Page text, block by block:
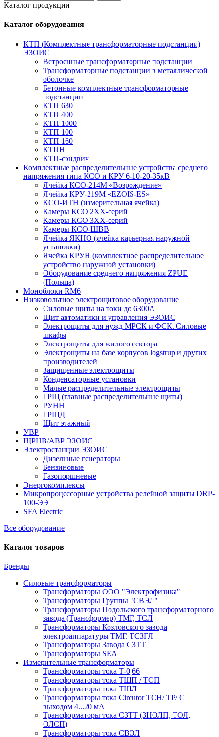
Каталог продукции
Каталог оборудования
КТП (Комплектные трансформаторные подстанции)
ЭЗОИС
Встроенные трансформаторные подстанции
Трансформаторные подстанции в металлической
оболочке
Бетонные комплектные трансформаторные
подстанции
КТП 630
КТП 400
КТП 1000
КТП 100
КТП 160
КТПН
КТП-сэндвич
Комплектные распределительные устройства среднего
напряжения типа КСО и КРУ 6-10-20-35кВ
Ячейка КСО-214М «Возрождение»
Ячейка КРУ-219М «EZOIS-ES»
КСО-ИТН (измерительная ячейка)
Камеры КСО 2ХХ-серий
Камеры КСО 3ХХ-серий
Камеры КСО-ШВВ
Ячейка ЯКНО (ячейка карьерная наружной
установки)
Ячейка КРУН (комплектное распределительное
устройство наружной установки)
Оборудование среднего напряжения ZPUE
(Польша)
Моноблоки RM6
Низковольтное электрощитовое оборудование
Силовые щиты на токи до 6300А
Щит автоматики и управления ЭЗОИС
Электрощиты для нужд МРСК и ФСК. Силовые
шкафы
Электрощиты для жилого сектора
Электрощиты на базе корпусов logstrup и других
производителей
Защищенные электрощиты
Конденсаторные установки
Малые распределительные электрощиты
ГРЩ (главные распределительные щиты)
РУНН
ГРЩД
Щит этажный
УВР
ЩРНВ/АВР ЭЗОИС
Электростанции ЭЗОИС
Дизельные генераторы
Бензиновые
Газопоршневые
Энергокомплексы
Микропроцессорные устройства релейной защиты DRP-
100-ЭЭ
SFA Electric
Все оборудование
Каталог товаров
Бренды
Силовые трансформаторы
Трансформаторы ООО "Электрофизика"
Трансформаторы Группы "СВЭЛ"
Трансформаторы Подольского трансформаторного
завода (Трансформер) ТМГ, ТСЛ
Трансформаторы Козловского завода
электроаппаратуры ТМГ, ТСЗГЛ
Трансформаторы Завода СЗТТ
Трансформаторы SEA
Измерительные трансформаторы
Трансформаторы тока Т-0,66
Трансформаторы тока ТШП / ТОП
Трансформаторы тока ТШЛ
Трансформаторы тока Circutor TCH/ TP/ С
выходом 4...20 мА
Трансформаторы тока СЗТТ (ЗНОЛП, ТОЛ,
ОЛСП)
Трансформаторы тока СВЭЛ